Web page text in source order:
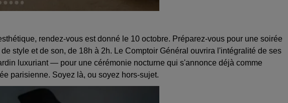
rendez-vous est donné le 10 octobre. Préparez-vous pour une soirée
style et de son, de 18h à 2h. Le Comptoir Général ouvrira l'intégralité de ses
luxuriant — pour une cérémonie nocturne qui s'annonce déjà comme
parisienne. Soyez là, ou soyez hors-sujet.